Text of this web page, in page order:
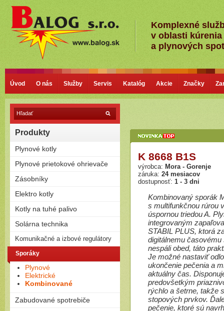
Komplexné
v oblasti kúrenia
a plynových
Úvod O nás Služby Servis Katalóg Akcie Značky
Produkty
Plynové kotly
Kondenzačné kotly
Plynové prietokové ohrievače
Plamienkové (s horáčikom)
Turbo (cez stenu - nútený
Zásobníky
Priamoohrievané zásobníky
Závesné
Elektro kotly
Len na kúrenie
zásobník)
Kotly na tuhé palivo
Splyňovacie - pyrolitické kotly
Peletizačné kotly
Liatinové kotly na drevo a
uhlie
Solárna technika
Solárne zostavy - ploché
kolektory
Solárne zostavy - vákuové
kolektory
Komunikačné a izbové regulátory
Regulátory
Sporáky
Plynové
Elektrické
Kombinované
Zabudované spotrebiče
K 8668 B1S
výrobca: Mora - Gorenje
záruka: 24 mesiacov
dostupnosť: 1 - 3 dni
Kombinovaný sporák
s multifunkčnou rúrou
úspornou triedou A.
integrovaným
STABIL PLUS, ktorá
digitálnemu
nespáli obed, táto
Je možné nastaviť
ukončenie pečenia a
aktuálny čas.
predovšetkým
rýchlo a šetrne, takže
stopových prvkov.
pečenie, ktoré sú